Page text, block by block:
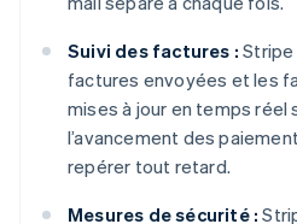
Suivi des factures : Stripe
factures envoyées et les
mises à jour en temps réel
l’avancement des
repérer tout retard.
Mesures de sécurité :